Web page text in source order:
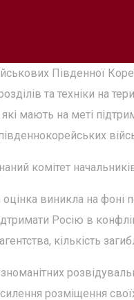
Південної
та техніки на
мають на меті
комітет
виникла на фоні
Росію в
кількість
розміщення